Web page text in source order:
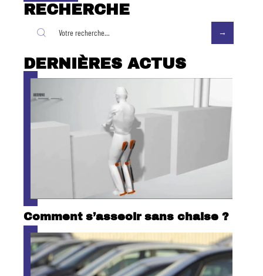
RECHERCHE
DERNIÈRES ACTUS
Comment s’asseoir sans chaise ?